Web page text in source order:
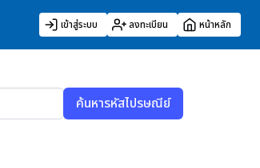
เข้าสู่ระบบ ลงทะเบียน หน้าหลัก
ค้นหารหัสไปรษณีย์